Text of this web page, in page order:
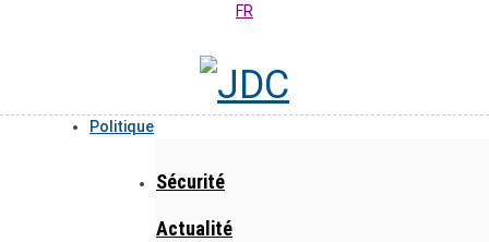
FR
Politique
Sécurité
Actualité